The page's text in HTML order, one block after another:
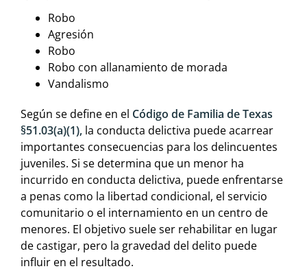
Robo
Agresión
Robo
Robo con allanamiento de morada
Vandalismo
Según se define en el Código de Familia de Texas
§51.03(a)(1), la conducta delictiva puede acarrear
importantes consecuencias para los delincuentes
juveniles. Si se determina que un menor ha
incurrido en conducta delictiva, puede enfrentarse
a penas como la libertad condicional, el servicio
comunitario o el internamiento en un centro de
menores. El objetivo suele ser rehabilitar en lugar
de castigar, pero la gravedad del delito puede
influir en el resultado.